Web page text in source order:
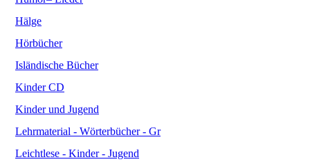
Hälge
Hörbücher
Isländische Bücher
Kinder CD
Kinder und Jugend
Lehrmaterial - Wörterbücher - Gr
Leichtlese - Kinder - Jugend